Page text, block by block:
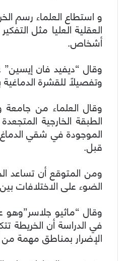
و استطاع العلماء رسم
أشخاص.
وقال “ديفيد فان
وتفصيلاً للقشرة
الطبقة الخارجية
قبل.
ومن المتوقع أن تساعد
الضوء على الاختلافات
وقال “ماثيو
في الدراسة أن الخريطة
الإضرار بمناطق مهمة